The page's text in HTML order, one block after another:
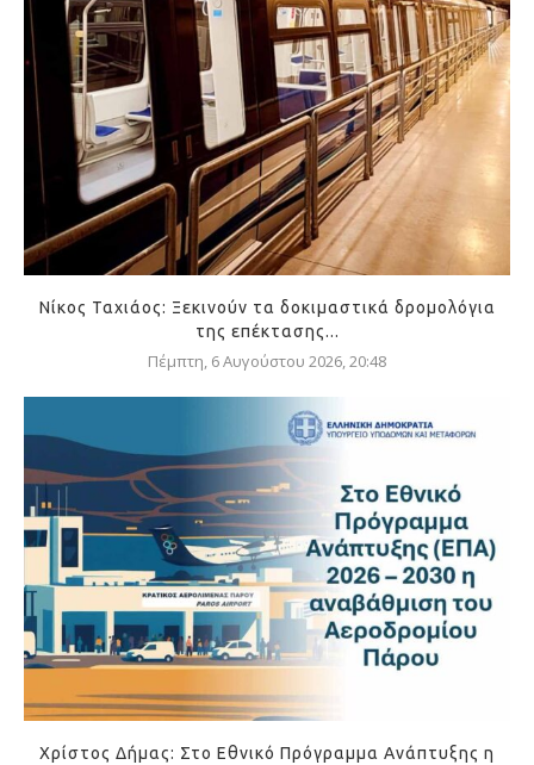
Νίκος Ταχιάος: Ξεκινούν τα δοκιμαστικά δρομολόγια
της επέκτασης...
Πέμπτη, 6 Αυγούστου 2026, 20:48
Χρίστος Δήμας: Στο Εθνικό Πρόγραμμα Ανάπτυξης η